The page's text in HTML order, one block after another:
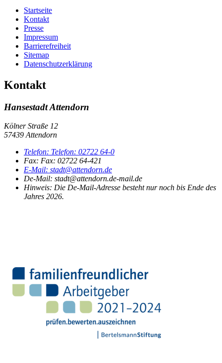
Startseite
Kontakt
Presse
Impressum
Barrierefreiheit
Sitemap
Datenschutzerklärung
Kontakt
Hansestadt Attendorn
Kölner Straße 12
57439 Attendorn
Telefon: Telefon: 02722 64-0
Fax: Fax: 02722 64-421
E-Mail: stadt@attendorn.de
De-Mail: stadt@attendorn.de-mail.de
Hinweis: Die De-Mail-Adresse besteht nur noch bis Ende des
Jahres 2026.